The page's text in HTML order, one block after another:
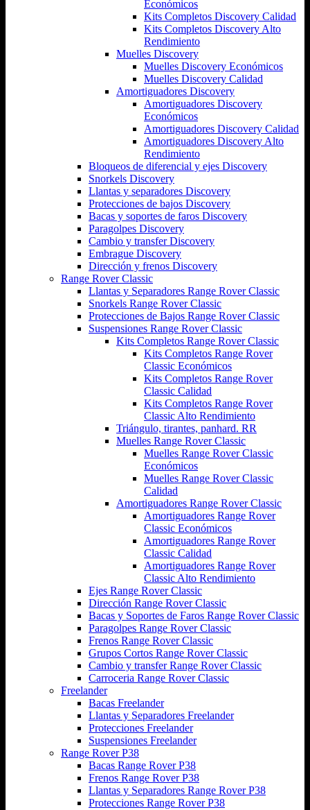
Económicos
Kits Completos Discovery Calidad
Kits Completos Discovery Alto
Rendimiento
Muelles Discovery
Muelles Discovery Económicos
Muelles Discovery Calidad
Amortiguadores Discovery
Amortiguadores Discovery
Económicos
Amortiguadores Discovery Calidad
Amortiguadores Discovery Alto
Rendimiento
Bloqueos de diferencial y ejes Discovery
Snorkels Discovery
Llantas y separadores Discovery
Protecciones de bajos Discovery
Bacas y soportes de faros Discovery
Paragolpes Discovery
Cambio y transfer Discovery
Embrague Discovery
Dirección y frenos Discovery
Range Rover Classic
Llantas y Separadores Range Rover Classic
Snorkels Range Rover Classic
Protecciones de Bajos Range Rover Classic
Suspensiones Range Rover Classic
Kits Completos Range Rover Classic
Kits Completos Range Rover
Classic Económicos
Kits Completos Range Rover
Classic Calidad
Kits Completos Range Rover
Classic Alto Rendimiento
Triángulo, tirantes, panhard. RR
Muelles Range Rover Classic
Muelles Range Rover Classic
Económicos
Muelles Range Rover Classic
Calidad
Amortiguadores Range Rover Classic
Amortiguadores Range Rover
Classic Económicos
Amortiguadores Range Rover
Classic Calidad
Amortiguadores Range Rover
Classic Alto Rendimiento
Ejes Range Rover Classic
Dirección Range Rover Classic
Bacas y Soportes de Faros Range Rover Classic
Paragolpes Range Rover Classic
Frenos Range Rover Classic
Grupos Cortos Range Rover Classic
Cambio y transfer Range Rover Classic
Carroceria Range Rover Classic
Freelander
Bacas Freelander
Llantas y Separadores Freelander
Protecciones Freelander
Suspensiones Freelander
Range Rover P38
Bacas Range Rover P38
Frenos Range Rover P38
Llantas y Separadores Range Rover P38
Protecciones Range Rover P38